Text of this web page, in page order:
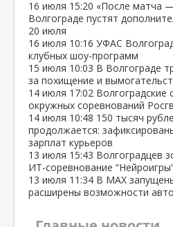
16 июля 15:20 «После матча
Волгограде пустят
20 июля
16 июля 10:16 УФАС
клубных шоу‑программ
15 июля 10:03 В Волгограде
за похищение и
14 июля 17:02
окружных соревнований
14 июля 10:48 150 тысяч
продолжается:
зарплат курьеров
13 июля 15:43 Волгоградцев
ИТ‑соревнование
13 июля 11:34 В МАХ
расширены возможности